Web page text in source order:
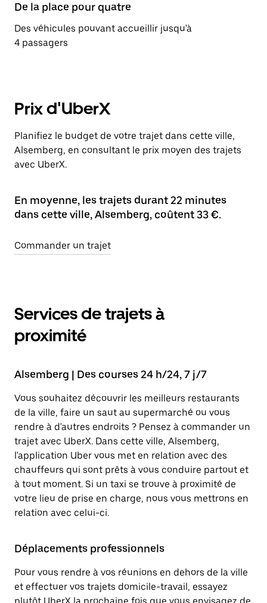
De la place pour quatre
Des véhicules pouvant accueillir jusqu'à
4 passagers
Prix d'UberX
Planifiez le budget de votre trajet dans cette ville,
Alsemberg, en consultant le prix moyen des trajets
avec UberX.
En moyenne, les trajets durant 22 minutes
dans cette ville, Alsemberg, coûtent 33 €.
Commander un trajet
Services de trajets à
proximité
Alsemberg | Des courses 24 h/24, 7 j/7
Vous souhaitez découvrir les meilleurs restaurants
de la ville, faire un saut au supermarché ou vous
rendre à d'autres endroits ? Pensez à commander un
trajet avec UberX. Dans cette ville, Alsemberg,
l'application Uber vous met en relation avec des
chauffeurs qui sont prêts à vous conduire partout et
à tout moment. Si un taxi se trouve à proximité de
votre lieu de prise en charge, nous vous mettrons en
relation avec celui-ci.
Déplacements professionnels
Pour vous rendre à vos réunions en dehors de la ville
et effectuer vos trajets domicile-travail, essayez